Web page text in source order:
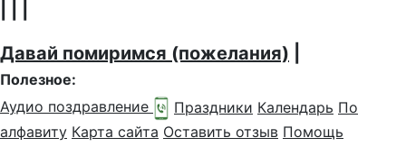
Давай помиримся (пожелания)
Полезное:
Аудио поздравление
Праздники Календарь По
алфавиту Карта сайта Оставить отзыв Помощь